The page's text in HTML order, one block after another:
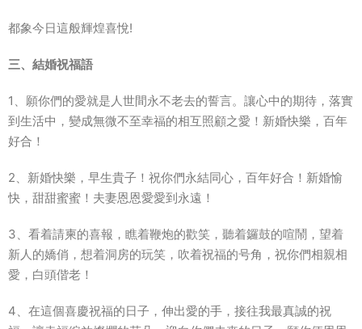
都象今日這般輝煌喜悅!
三、結婚祝福語
1、願你們的愛就是人世間永不老去的誓言。讓心中的期待，落實
到生活中，變成無微不至幸福的相互照顧之愛！新婚快樂，百年
好合！
2、新婚快樂，早生貴子！祝你們永結同心，百年好合！新婚愉
快，甜甜蜜蜜！夫妻恩恩愛愛到永遠！
3、看着請柬的喜報，瞧着鞭炮的歡笑，聽着鑼鼓的喧鬧，望着
新人的嬌俏，想着洞房的玩笑，吹着祝福的号角，祝你們相親相
愛，白頭偕老！
4、在這個喜慶祝福的日子，伸出愛的手，接往我最真誠的祝